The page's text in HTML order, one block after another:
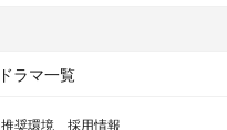
ドラマ一覧
推奨環境 採用情報